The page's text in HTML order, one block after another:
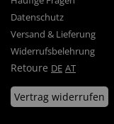
Datenschutz
Versand & Lieferung
Widerrufsbelehrung
Retoure DE AT
Vertrag widerrufen